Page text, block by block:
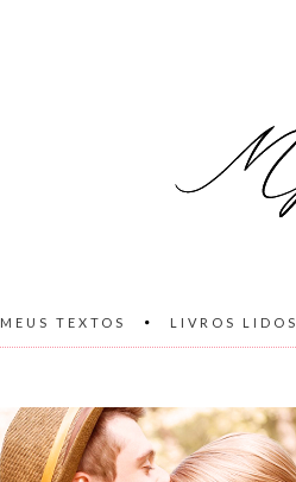
MEUS TEXTOS LIVROS LIDOS